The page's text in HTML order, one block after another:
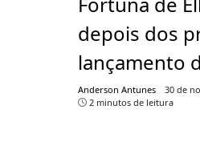
depois dos
lançamento
Anderson Antunes
30 de
2 minutos de leitura